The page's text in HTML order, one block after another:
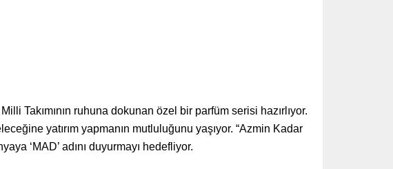
Takımının ruhuna dokunan özel bir parfüm serisi hazırlıyor.
yatırım yapmanın mutluluğunu yaşıyor. “Azmin Kadar
‘MAD’ adını duyurmayı hedefliyor.